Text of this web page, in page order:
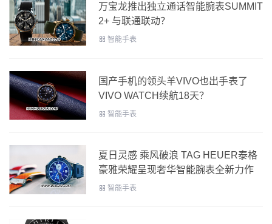
万宝龙推出独立通话智能腕表SUMMIT
2+ 与联通联动？
智能手表
国产手机的领头羊VIVO也出手表了
VIVO WATCH续航18天？
智能手表
夏日灵感 乘风破浪 TAG HEUER泰格
豪雅荣耀呈现奢华智能腕表全新力作
智能手表